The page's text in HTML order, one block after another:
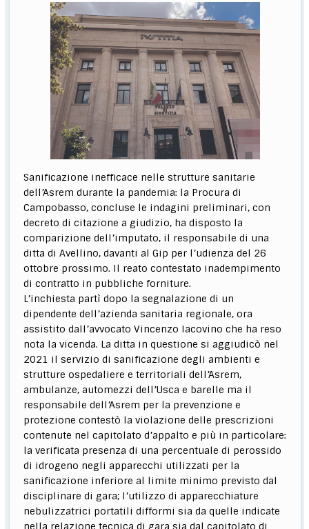
Sanificazione inefficace nelle strutture sanitarie
dell’Asrem durante la pandemia: la Procura di
Campobasso, concluse le indagini preliminari, con
decreto di citazione a giudizio, ha disposto la
comparizione dell’imputato, il responsabile di una
ditta di Avellino, davanti al Gip per l’udienza del 26
ottobre prossimo. Il reato contestato inadempimento
di contratto in pubbliche forniture.
L’inchiesta partì dopo la segnalazione di un
dipendente dell’azienda sanitaria regionale, ora
assistito dall’avvocato Vincenzo Iacovino che ha reso
nota la vicenda. La ditta in questione si aggiudicò nel
2021 il servizio di sanificazione degli ambienti e
strutture ospedaliere e territoriali dell’Asrem,
ambulanze, automezzi dell’Usca e barelle ma il
responsabile dell’Asrem per la prevenzione e
protezione contestò la violazione delle prescrizioni
contenute nel capitolato d’appalto e più in particolare:
la verificata presenza di una percentuale di perossido
di idrogeno negli apparecchi utilizzati per la
sanificazione inferiore al limite minimo previsto dal
disciplinare di gara; l’utilizzo di apparecchiature
nebulizzatrici portatili difformi sia da quelle indicate